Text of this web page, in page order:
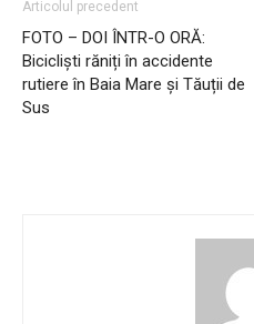
Articolul precedent
FOTO – DOI ÎNTR-O ORĂ:
Bicicliști răniți în accidente
rutiere în Baia Mare și Tăuții de
Sus